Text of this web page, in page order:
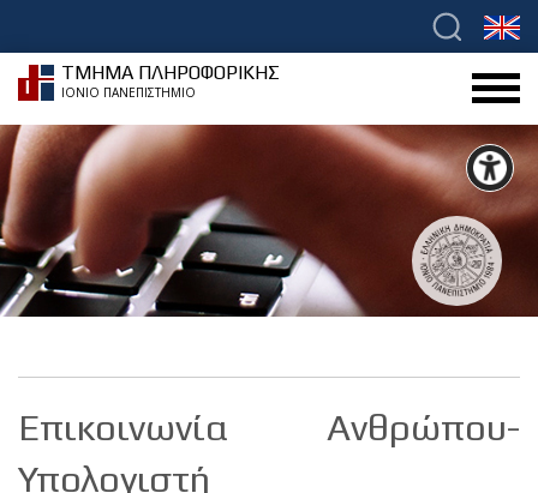
ΤΜΗΜΑ ΠΛΗΡΟΦΟΡΙΚΗΣ
ΙΟΝΙΟ ΠΑΝΕΠΙΣΤΗΜΙΟ
Επικοινωνία Ανθρώπου-
Υπολογιστή